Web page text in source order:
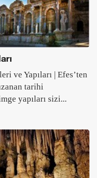
ve Yapıları | Efes’ten
tarihi
yapıları sizi...